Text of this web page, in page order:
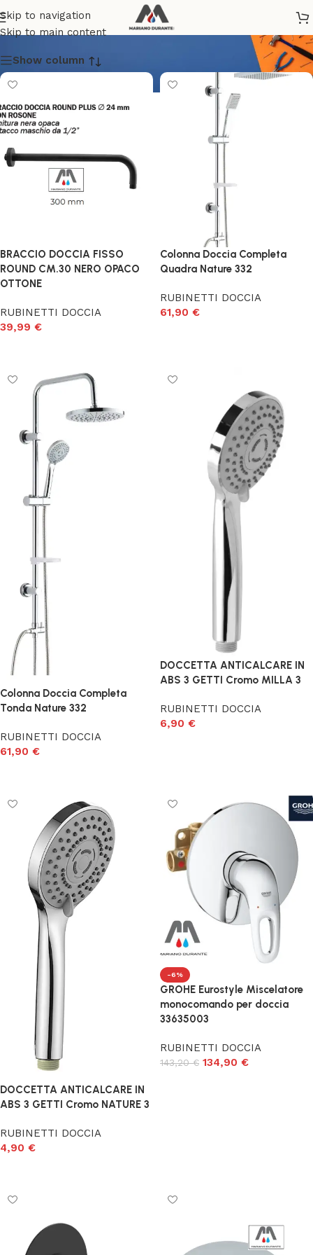
Skip to navigation
Skip to main content
RUBINETTI DOCCIA
Show column
BRACCIO DOCCIA FISSO
ROUND CM.30 NERO OPACO
OTTONE
RUBINETTI DOCCIA
39,99 €
Colonna Doccia Completa
Quadra Nature 332
RUBINETTI DOCCIA
61,90 €
Colonna Doccia Completa
Tonda Nature 332
RUBINETTI DOCCIA
61,90 €
DOCCETTA ANTICALCARE IN
ABS 3 GETTI Cromo MILLA 3
RUBINETTI DOCCIA
6,90 €
DOCCETTA ANTICALCARE IN
ABS 3 GETTI Cromo NATURE 3
RUBINETTI DOCCIA
4,90 €
-6%
GROHE Eurostyle Miscelatore
monocomando per doccia
33635003
RUBINETTI DOCCIA
143,20€ 134,90 €